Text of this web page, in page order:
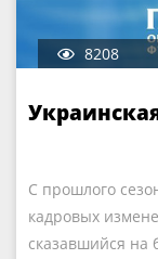
8208
С прошлого
кадровых
сказавшийся на